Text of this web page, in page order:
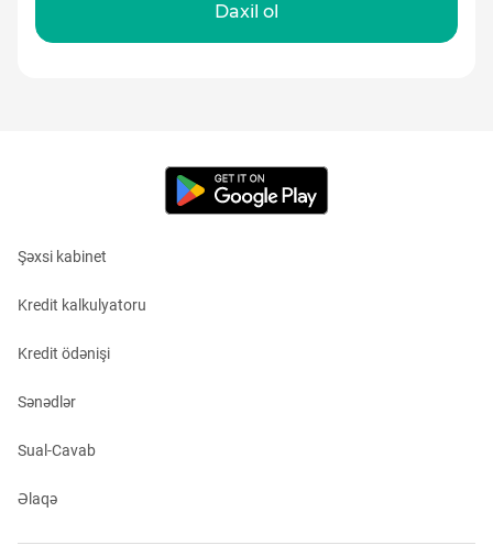
Daxil ol
Şəxsi kabinet
Kredit kalkulyatoru
Kredit ödənişi
Sənədlər
Sual-Cavab
Əlaqə